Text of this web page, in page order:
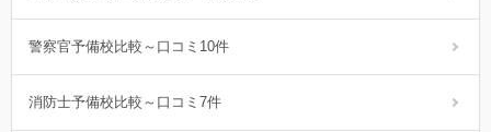
警察官予備校比較～口コミ10件
消防士予備校比較～口コミ7件